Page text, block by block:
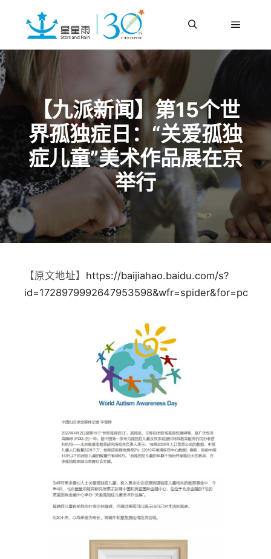
【九派新闻】第15个世
界孤独症日：“关爱孤独
症儿童”美术作品展在京
举行
【原文地址】 https://baijiahao.baidu.com/s?
id=1728979992647953598&wfr=spider&for=pc